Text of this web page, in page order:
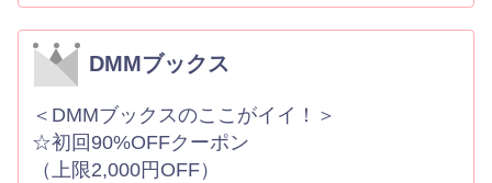
DMMブックス
＜DMMブックスのここがイイ！＞
☆初回90%OFFクーポン
（上限2,000円OFF）